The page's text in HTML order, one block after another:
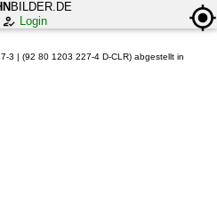
BILDER.DE
Login
3 | (92 80 1203 227-4 D-CLR) abgestellt in